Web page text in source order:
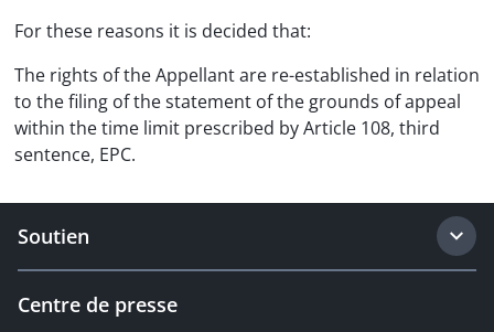
For these reasons it is decided that:
The rights of the Appellant are re-established in relation
to the filing of the statement of the grounds of appeal
within the time limit prescribed by Article 108, third
sentence, EPC.
Soutien
Centre de presse